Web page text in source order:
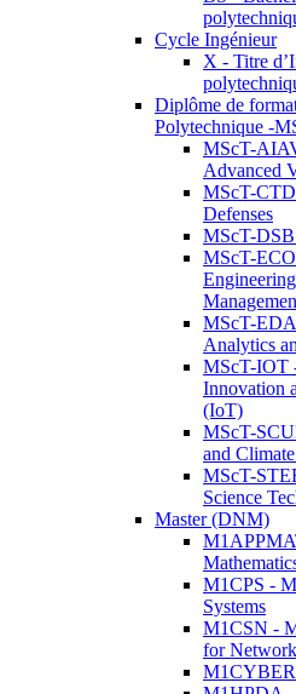
Cycle Ingénieur
X - Titre
Diplôme de
Polytechnique -
MScT-
Advanced
MScT-CTD
Defenses
MScT-DSB
MScT-
MScT-
Analytics
MScT-IOT
Innovation
(IoT)
MScT-
and
MScT-
Science
Master (DNM)
M1CPS -
Systems
M1CSN -
for
M1CYBER